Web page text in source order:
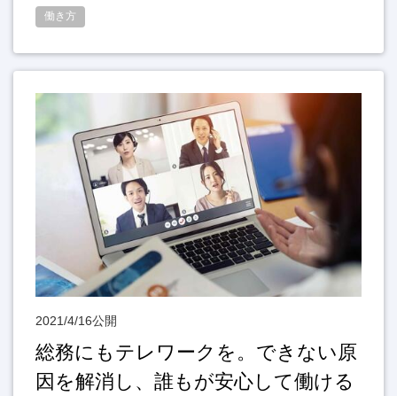
働き方
2021/4/16公開
総務にもテレワークを。できない原
因を解消し、誰もが安心して働ける